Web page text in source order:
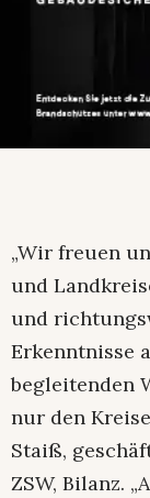
„Wir freuen
und
und
Erkenntnisse
begleitenden
nur den
Staiß,
ZSW, Bilanz.